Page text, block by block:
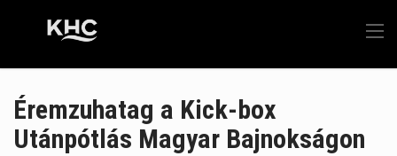
Éremzuhatag a Kick-box
Utánpótlás Magyar Bajnokságon